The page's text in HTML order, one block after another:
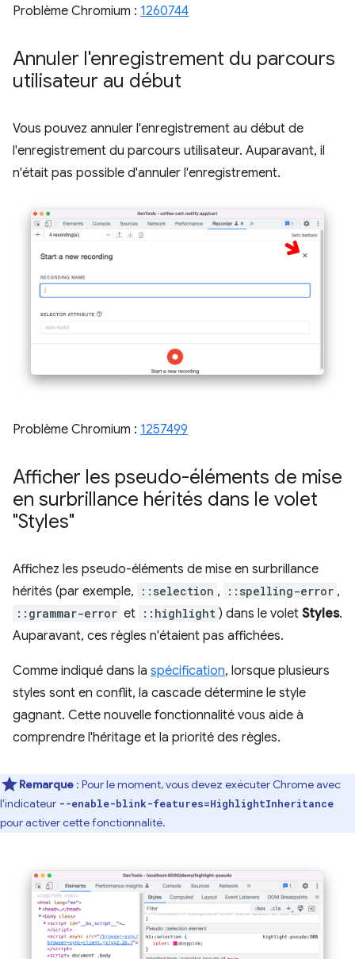
Problème Chromium : 1260744
Annuler l'enregistrement du parcours
utilisateur au début
Vous pouvez annuler l'enregistrement au début de
l'enregistrement du parcours utilisateur. Auparavant, il
n'était pas possible d'annuler l'enregistrement.
Problème Chromium : 1257499
Afficher les pseudo-éléments de mise
en surbrillance hérités dans le volet
"Styles"
Affichez les pseudo-éléments de mise en surbrillance
hérités (par exemple,
::selection , ::spelling-error ,
::grammar-error et ::highlight ) dans le volet Styles.
Auparavant, ces règles n'étaient pas affichées.
Comme indiqué dans la spécification, lorsque plusieurs
styles sont en conflit, la cascade détermine le style
gagnant. Cette nouvelle fonctionnalité vous aide à
comprendre l'héritage et la priorité des règles.
Remarque : Pour le moment, vous devez exécuter Chrome avec
l'indicateur --enable-blink-features=HighlightInheritance
pour activer cette fonctionnalité.